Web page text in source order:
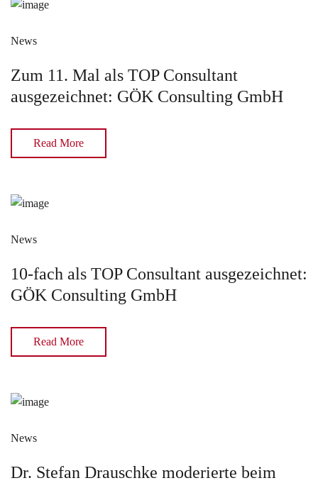
News
Zum 11. Mal als TOP Consultant
ausgezeichnet: GÖK Consulting GmbH
Read More
News
10-fach als TOP Consultant ausgezeichnet:
GÖK Consulting GmbH
Read More
News
Dr. Stefan Drauschke moderierte beim